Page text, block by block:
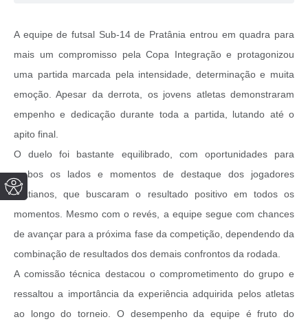
A equipe de futsal Sub-14 de Pratânia entrou em quadra para
mais um compromisso pela Copa Integração e protagonizou
uma partida marcada pela intensidade, determinação e muita
emoção. Apesar da derrota, os jovens atletas demonstraram
empenho e dedicação durante toda a partida, lutando até o
apito final.
O duelo foi bastante equilibrado, com oportunidades para
ambos os lados e momentos de destaque dos jogadores
pratianos, que buscaram o resultado positivo em todos os
momentos. Mesmo com o revés, a equipe segue com chances
de avançar para a próxima fase da competição, dependendo da
combinação de resultados dos demais confrontos da rodada.
A comissão técnica destacou o comprometimento do grupo e
ressaltou a importância da experiência adquirida pelos atletas
ao longo do torneio. O desempenho da equipe é fruto do